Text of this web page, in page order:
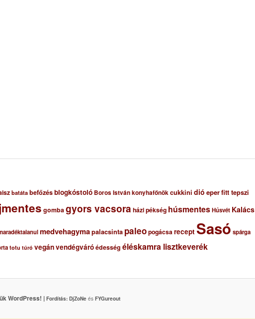
batáta befőzésblogkóstoló Boros István konyhafőnökcukkini dió eperfitt tepszi
gombagyors vacsora házi pékség húsmentesHúsvét Kalács
medvehagymapalacsinta paleopogácsarecept Sasó spárga
totu túró vegánvendégváróédesség éléskamra lisztkeverék
WordPress! | Fordítás: DjZoNeés FYGureout